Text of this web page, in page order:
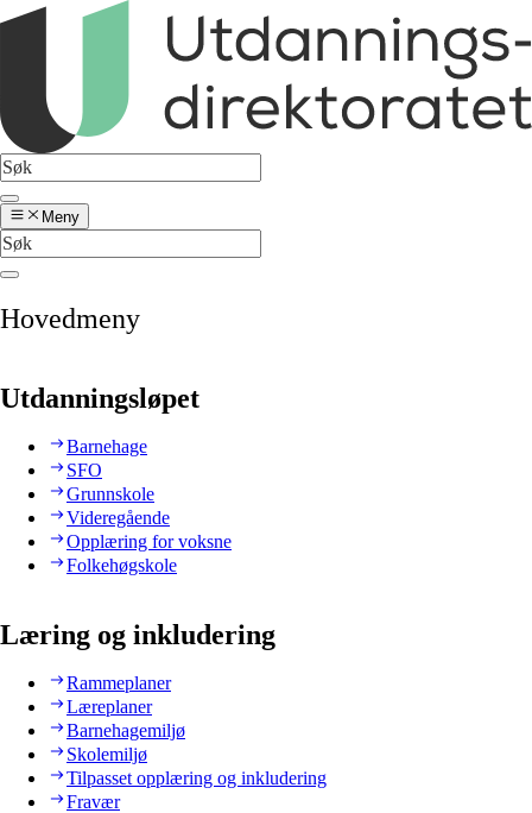
Meny
Hovedmeny
Utdanningsløpet
Barnehage
SFO
Grunnskole
Videregående
Opplæring for voksne
Folkehøgskole
Læring og inkludering
Rammeplaner
Læreplaner
Barnehagemiljø
Skolemiljø
Tilpasset opplæring og inkludering
Fravær